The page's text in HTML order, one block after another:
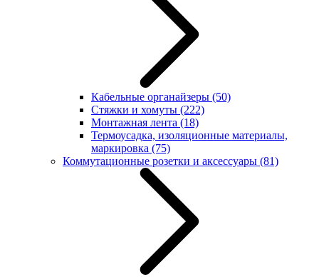
Кабельные органайзеры (50)
Стяжки и хомуты (222)
Монтажная лента (18)
Термоусадка, изоляционные материалы,
маркировка (75)
Коммутационные розетки и аксессуары (81)